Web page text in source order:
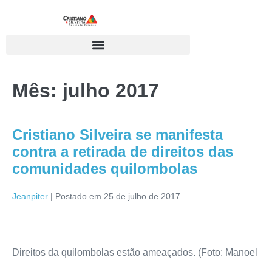
Mês: julho 2017
Cristiano Silveira se manifesta
contra a retirada de direitos das
comunidades quilombolas
Jeanpiter | Postado em 25 de julho de 2017
Direitos da quilombolas estão ameaçados. (Foto: Manoel